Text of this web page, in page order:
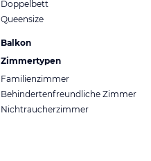
Doppelbett
Queensize
Balkon
Zimmertypen
Familienzimmer
Behindertenfreundliche Zimmer
Nichtraucherzimmer